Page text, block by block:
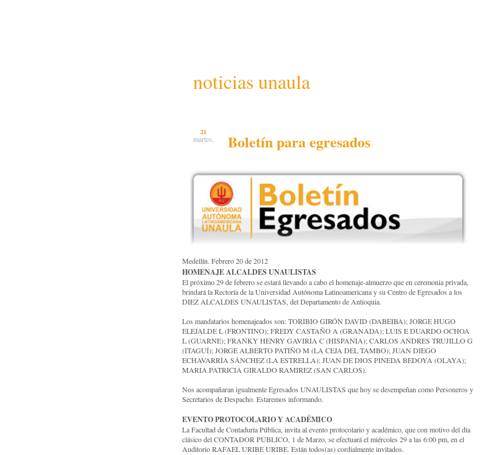
noticias unaula
21
martes, Boletín para egresados
Medellín. Febrero 20 de 2012
HOMENAJE ALCALDES UNAULISTAS
El próximo 29 de febrero se estará llevando a cabo el homenaje-almuerzo que en ceremonia privada,
brindará la Rectoría de la Universidad Autónoma Latinoamericana y su Centro de Egresados a los
DIEZ ALCALDES UNAULISTAS, del Departamento de Antioquia.
Los mandatarios homenajeados son: TORIBIO GIRÓN DAVID (DABEIBA); JORGE HUGO
ELEJALDE L (FRONTINO); FREDY CASTAÑO A (GRANADA); LUIS E DUARDO OCHOA
L (GUARNE); FRANKY HENRY GAVIRIA C (HISPANIA); CARLOS ANDRES TRUJILLO G
(ITAGUÍ); JORGE ALBERTO PATIÑO M (LA CEJA DEL TAMBO); JUAN DIEGO
ECHAVARRÍA SÁNCHEZ (LA ESTRELLA); JUAN DE DIOS PINEDA BEDOYA (OLAYA);
MARIA PATRICIA GIRALDO RAMIREZ (SAN CARLOS).
Nos acompañaran igualmente Egresados UNAULISTAS que hoy se desempeñan como Personeros y
Secretarios de Despacho. Estaremos informando.
EVENTO PROTOCOLARIO Y ACADÉMICO
La Facultad de Contaduría Pública, invita al evento protocolario y académico, que con motivo del día
clásico del CONTADOR PÚBLICO, 1 de Marzo, se efectuará el miércoles 29 a las 6:00 pm, en el
Auditorio RAFAEL URIBE URIBE. Están todos(as) cordialmente invitados.